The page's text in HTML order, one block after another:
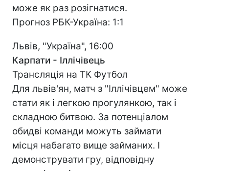
може як раз розігнатися.
Прогноз РБК-Україна: 1:1
Львів, "Україна", 16:00
Карпати - Іллічівець
Трансляція на ТК Футбол
Для львів'ян, матч з "Іллічівцем" може
стати як і легкою прогулянкою, так і
складною битвою. За потенціалом
обидві команди можуть займати
місця набагато вище займаних. І
демонструвати гру, відповідну